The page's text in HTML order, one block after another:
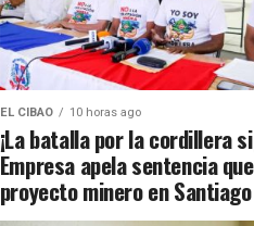
EL CIBAO 10 horas ago
¡La batalla por la cordillera
Empresa apela sentencia
proyecto minero en Santiago